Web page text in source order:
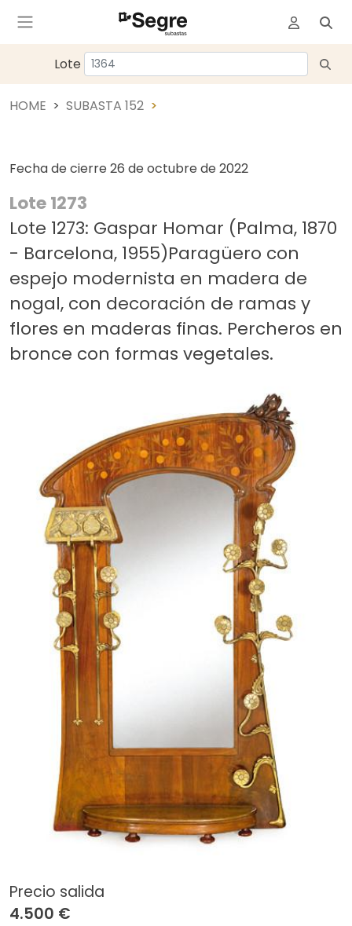
Lote
HOME SUBASTA 152
Fecha de cierre 26 de octubre de 2022
Lote 1273
Lote 1273: Gaspar Homar (Palma, 1870
- Barcelona, 1955)Paragüero con
espejo modernista en madera de
nogal, con decoración de ramas y
flores en maderas finas. Percheros en
bronce con formas vegetales.
Precio salida
4.500 €